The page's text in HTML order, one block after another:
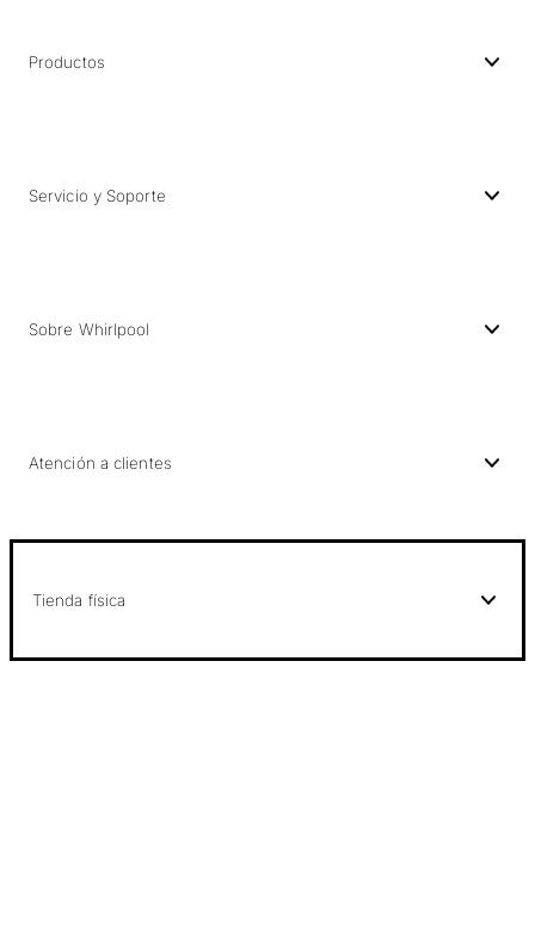
Productos
Servicio y Soporte
Sobre Whirlpool
Atención a clientes
Tienda física